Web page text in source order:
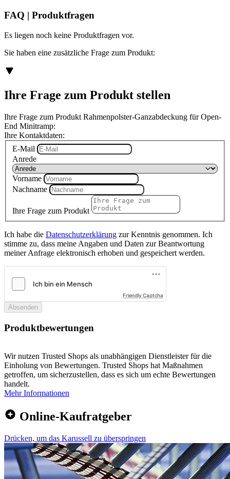
FAQ | Produktfragen
Es liegen noch keine Produktfragen vor.
Sie haben eine zusätzliche Frage zum Produkt:
Ihre Frage zum Produkt stellen
Ihre Frage zum Produkt Rahmenpolster-Ganzabdeckung für Open-
End Minitramp:
Ihre Kontaktdaten:
E-Mail
Anrede
Vorname
Nachname
Ihre Frage zum Produkt
Ich habe die Datenschutzerklärung zur Kenntnis genommen. Ich
stimme zu, dass meine Angaben und Daten zur Beantwortung
meiner Anfrage elektronisch erhoben und gespeichert werden.
Friendly Captcha
Absenden
Produktbewertungen
Wir nutzen Trusted Shops als unabhängigen Dienstleister für die
Einholung von Bewertungen. Trusted Shops hat Maßnahmen
getroffen, um sicherzustellen, dass es sich um echte Bewertungen
handelt.
Mehr Informationen
Online-Kaufratgeber
Drücken, um das Karussell zu überspringen